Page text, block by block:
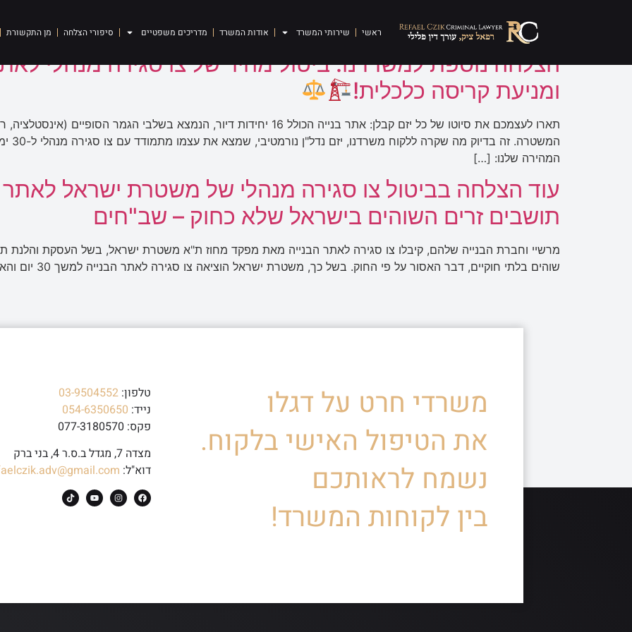
ראשי שירותי המשרד אודות המשרד מדריכים משפטיים סיפורי הצלחה מן התקשורת תגית:צו מנהלי להגבלת שימוש
הצלחה נוספת למשרדנו: ביטול מהיר של צו סגירה מנהלי
ומניעת קריסה כלכלית!
תארו לעצמכם את סיוטו של כל יזם קבלן: אתר בנייה הכולל 16 יחידות דיור, הנמצא בשלבי
המהירה שלנו: […]
עוד הצלחה בביטול צו סגירה מנהלי של משטרת ישראל
תושבים זרים השוהים בישראל שלא כחוק – שב"חים
מרשיי וחברת הבנייה שלהם, קיבלו צו סגירה לאתר הבנייה מאת מפקד מחוז ת"א משטרת ישראל, בשל העסקת והלנת
שוהים בלתי חוקיים, דבר האסור על פי החוק. בשל כך, משטרת ישראל הוציאה צו סגירה לאתר הבנייה למשך 30 יום והאריכה אותו בעוד תקופה של 60 יום. לאחר […]
משרדי חרט על דגלו
את הטיפול האישי בלקוח.
נשמח לראותכם
בין לקוחות המשרד!
טלפון: 03-9504552
נייד: 054-6350650
פקס: 077-3180570
מצדה 7, מגדל ב.ס.ר 4, בני ברק
דוא"ל: